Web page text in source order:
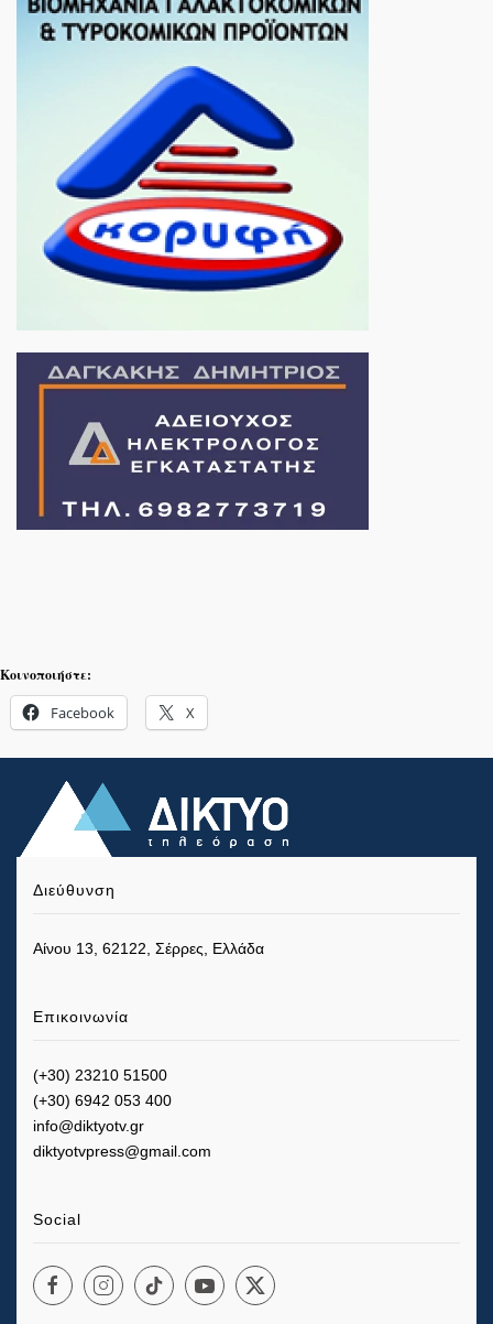
Κοινοποιήστε:
Facebook X
Διεύθυνση
Αίνου 13, 62122, Σέρρες, Ελλάδα
Επικοινωνία
(+30) 23210 51500
(+30) 6942 053 400
info@diktyotv.gr
diktyotvpress@gmail.com
Social